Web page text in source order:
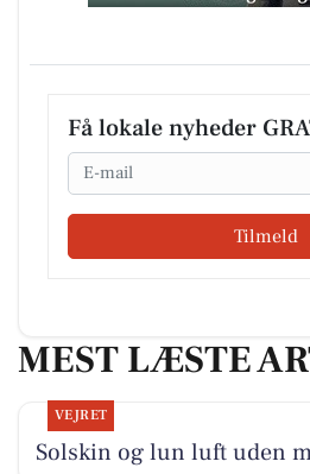
Få lokale nyheder
Email
Tilmeld
MEST LÆSTE
VEJRET
Solskin og lun luft uden